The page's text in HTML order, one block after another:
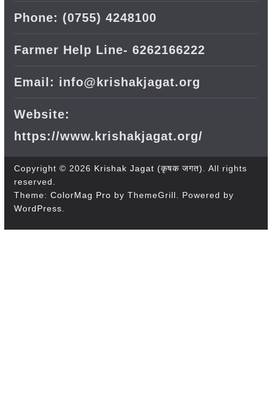
Phone: (0755) 4248100
Farmer Help Line- 6262166222
Email: info@krishakjagat.org
Website:
https://www.krishakjagat.org/
Copyright © 2026 Krishak Jagat (कृषक जगत)
. All rights
reserved.
Theme: ColorMag Pro by ThemeGrill. Powered by
WordPress